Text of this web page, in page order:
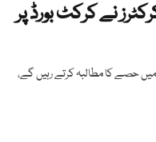
نے کرکٹ بورڈ پر
حصے کا مطالبہ کرتے رہیں گے،